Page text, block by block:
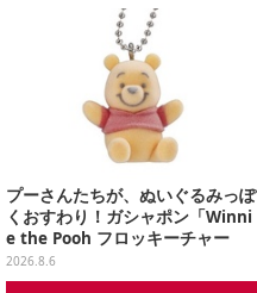
プーさんたちが、ぬいぐるみっぽ
くおすわり！ガシャポン「Winni
e the Pooh フロッキーチャー
ム」ふわふわでどれも可愛い全4
種
2026.8.6